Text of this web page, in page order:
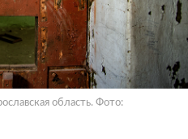
область. Фото: